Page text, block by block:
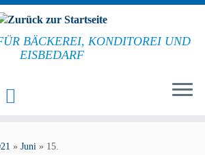
BÄCKEREI, KONDITOREI UND
EISBEDARF
» Juni » 15.